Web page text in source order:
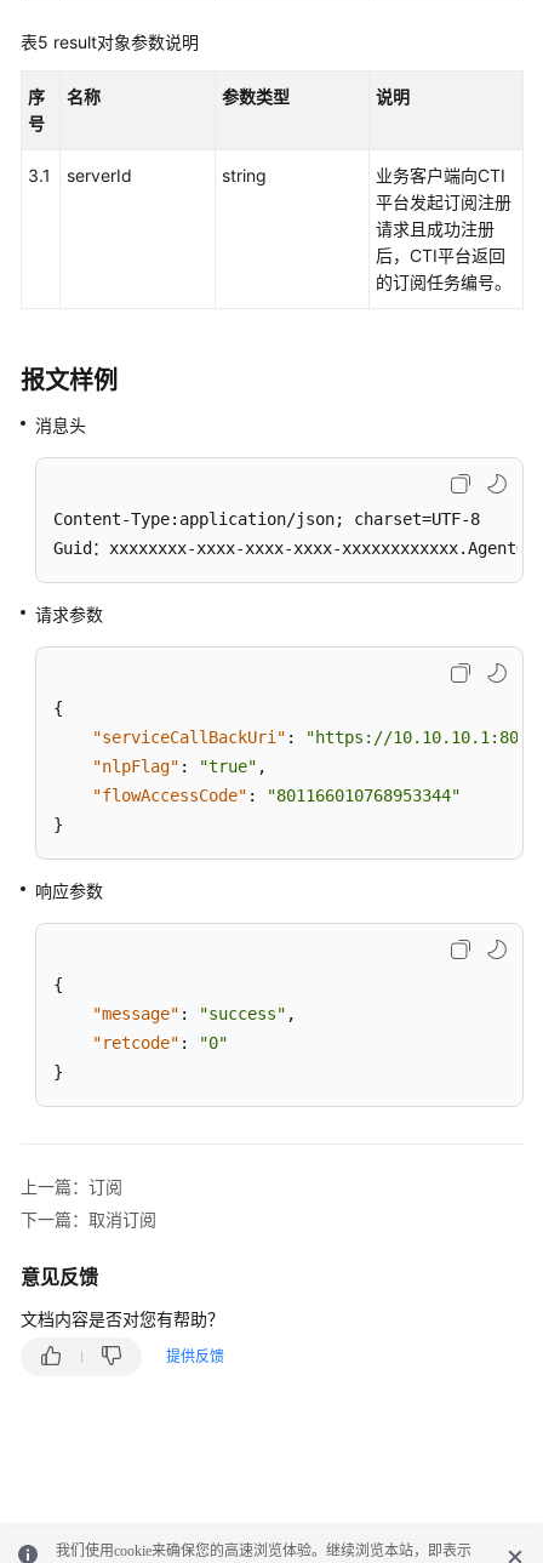
类
口
Gateway
配
接
口
C5
辅
助
鉴
权
阅
语
识
果
接
阅
表5 result对象参数说明
序
号
名称 参数类型 说明
3.1 serverId string
业务客户端向CTI
平台发起订阅注册
请求且成功注册
后，CTI平台返回
的订阅任务编号。
报文样例
消息头
Content-Type:application/json; charset=UTF-8
Guid：xxxxxxxx-xxxx-xxxx-xxxx-
请求参数
{
"serviceCallBackUri" :
"https://
"nlpFlag" : "true" ,
"flowAccessCode" :
"801166010768953344"
}
响应参数
{
"message" : "success" ,
"retcode" :
"0"
}
上一篇：订阅
下一篇：取消订阅
意见反馈
文档内容是否对您有帮助？
提供反馈
我们使用cookie来确保您的高速浏览体验。继续浏览本站，即表示